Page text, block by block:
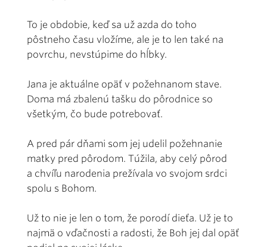
To je obdobie, keď sa už azda do toho
pôstneho času vložíme, ale je to len také na
povrchu, nevstúpime do hĺbky.
Jana je aktuálne opäť v požehnanom stave.
Doma má zbalenú tašku do pôrodnice so
všetkým, čo bude potrebovať.
A pred pár dňami som jej udelil požehnanie
matky pred pôrodom. Túžila, aby celý pôrod
a chvíľu narodenia prežívala vo svojom srdci
spolu s Bohom.
Už to nie je len o tom, že porodí dieťa. Už je to
najmä o vďačnosti a radosti, že Boh jej dal opäť